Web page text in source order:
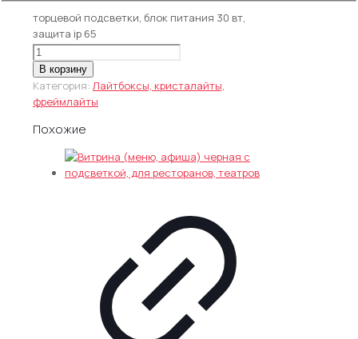
торцевой подсветки, блок питания 30 вт,
защита ip 65
Количество
товара
Витрина
тонкая
торцевой
подсветкой
(светодиоды)
В корзину
Категория: Лайтбоксы, кристалайты,
фреймлайты
Похожие